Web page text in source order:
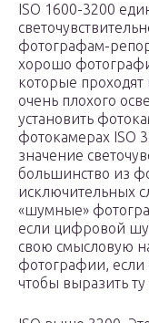
ISO 1600-3200
фотографам-
хорошо
которые проходят
очень плохого
установить
фотокамерах ISO
значение
большинство из
исключительных
«шумные»
если цифровой
свою смысловую
фотографии, если
чтобы выразить